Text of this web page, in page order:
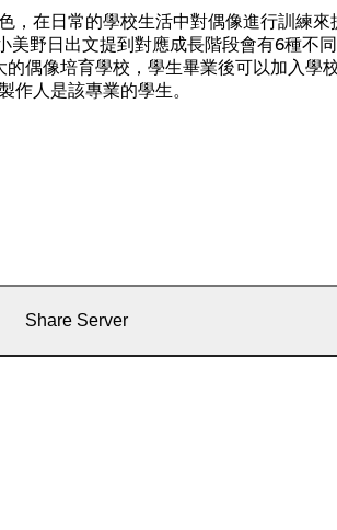
在日常的學校生活中對偶像進行訓練
野日出文提到對應成長階段會有6種不同
的偶像培育學校，學生畢業後可以加入
作人是該專業的學生。
Share Server